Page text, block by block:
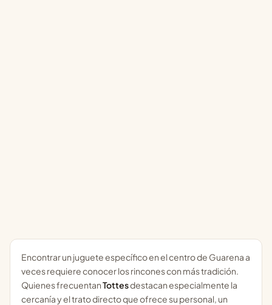
Encontrar un juguete específico en el centro de Guarena a
veces requiere conocer los rincones con más tradición.
Quienes frecuentanTottesdestacan especialmente la
cercanía y el trato directo que ofrece su personal, un